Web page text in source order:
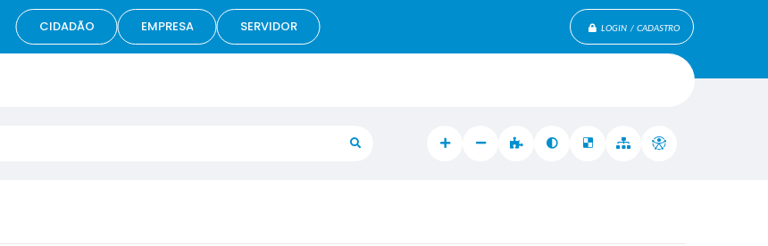
LOGIN / CADASTRO
CIDADÃO EMPRESA SERVIDOR